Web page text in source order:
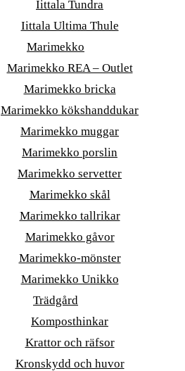
Iittala Tundra
Iittala Ultima Thule
Marimekko
Marimekko REA – Outlet
Marimekko bricka
Marimekko kökshanddukar
Marimekko muggar
Marimekko porslin
Marimekko servetter
Marimekko skål
Marimekko tallrikar
Marimekko gåvor
Marimekko-mönster
Marimekko Unikko
Trädgård
Komposthinkar
Krattor och räfsor
Kronskydd och huvor